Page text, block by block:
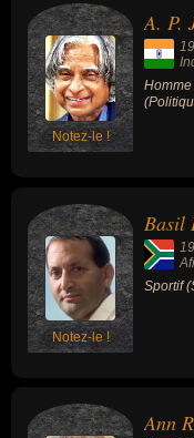
Notez-le !
A. P.
Notez-le !
Basil
Sportif
Ann